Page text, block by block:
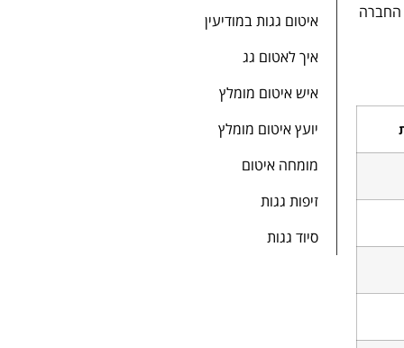
החברה
איטום גגות במודיעין
איך לאטום גג
איש איטום מומלץ
יועץ איטום מומלץ
מומחה איטום
זיפות גגות
סיוד גגות